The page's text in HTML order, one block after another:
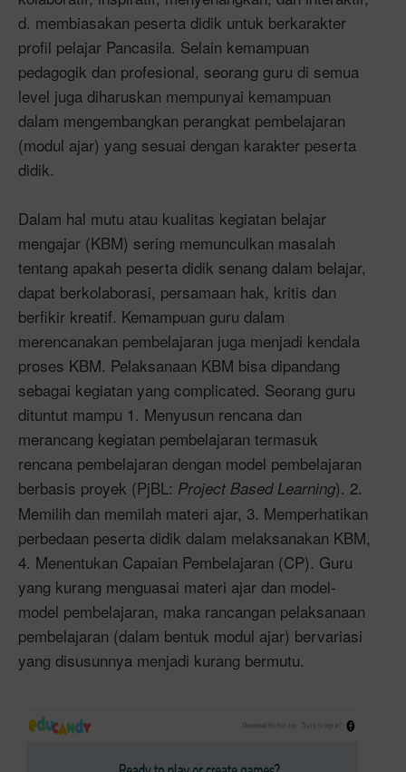
d. membiasakan peserta didik untuk berkarakter
profil pelajar Pancasila. Selain kemampuan
pedagogik dan profesional, seorang guru di semua
level juga diharuskan mempunyai kemampuan
dalam mengembangkan perangkat pembelajaran
(modul ajar) yang sesuai dengan karakter peserta
didik.
Dalam hal mutu atau kualitas kegiatan belajar
mengajar (KBM) sering memunculkan masalah
tentang apakah peserta didik senang dalam belajar,
dapat berkolaborasi, persamaan hak, kritis dan
berfikir kreatif. Kemampuan guru dalam
merencanakan pembelajaran juga menjadi kendala
proses KBM. Pelaksanaan KBM bisa dipandang
sebagai kegiatan yang complicated. Seorang guru
dituntut mampu 1. Menyusun rencana dan
merancang kegiatan pembelajaran termasuk
rencana pembelajaran dengan model pembelajaran
berbasis proyek (PjBL: Project Based Learning). 2.
Memilih dan memilah materi ajar, 3. Memperhatikan
perbedaan peserta didik dalam melaksanakan KBM,
4. Menentukan Capaian Pembelajaran (CP). Guru
yang kurang menguasai materi ajar dan model-
model pembelajaran, maka rancangan pelaksanaan
pembelajaran (dalam bentuk modul ajar) bervariasi
yang disusunnya menjadi kurang bermutu.